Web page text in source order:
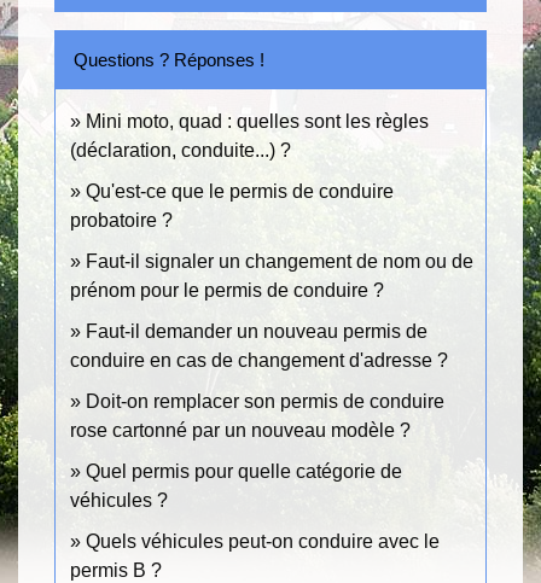
Questions ? Réponses !
Mini moto, quad : quelles sont les règles
(déclaration, conduite...) ?
Qu'est-ce que le permis de conduire
probatoire ?
Faut-il signaler un changement de nom ou de
prénom pour le permis de conduire ?
Faut-il demander un nouveau permis de
conduire en cas de changement d'adresse ?
Doit-on remplacer son permis de conduire
rose cartonné par un nouveau modèle ?
Quel permis pour quelle catégorie de
véhicules ?
Quels véhicules peut-on conduire avec le
permis B ?